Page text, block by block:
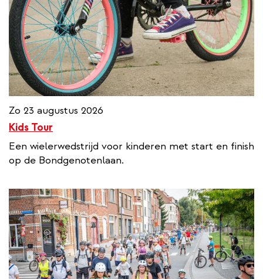
Zo 23 augustus 2026
Kids Tour
Een wielerwedstrijd voor kinderen met start en finish
op de Bondgenotenlaan.